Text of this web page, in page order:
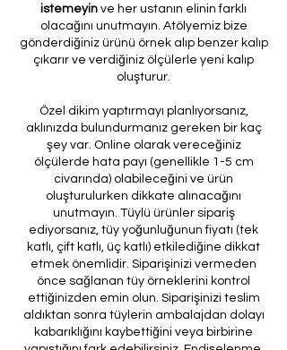
istemeyin ve her ustanın elinin farklı
olacağını unutmayın. Atölyemiz bize
gönderdiğiniz ürünü örnek alıp benzer kalıp
çıkarır ve verdiğiniz ölçülerle yeni kalıp
oluşturur.
Özel dikim yaptırmayı planlıyorsanız,
aklınızda bulundurmanız gereken bir kaç
şey var. Online olarak vereceğiniz
ölçülerde hata payı (genellikle 1-5 cm
civarında) olabileceğini ve ürün
oluşturulurken dikkate alınacağını
unutmayın. Tüylü ürünler sipariş
ediyorsanız, tüy yoğunluğunun fiyatı (tek
katlı, çift katlı, üç katlı) etkilediğine dikkat
etmek önemlidir. Siparişinizi vermeden
önce sağlanan tüy örneklerini kontrol
ettiğinizden emin olun. Siparişinizi teslim
aldıktan sonra tüylerin ambalajdan dolayı
kabarıklığını kaybettiğini veya birbirine